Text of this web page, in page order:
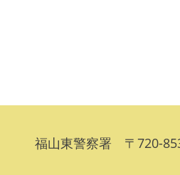
福山東警察署 〒720-